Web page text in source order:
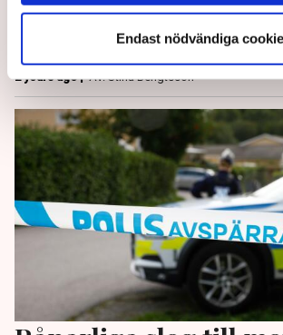
Endast nödvändiga
företag som står upp för den
säger Johan Grauers på Sveriges
2 years ago | Av: Stina Bengtsson